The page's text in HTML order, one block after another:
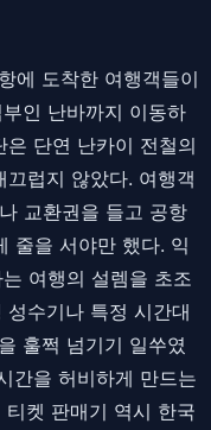
에 도착한 여행객들이
인 난바까지 이동하
단연 난카이 전철의
럽지 않았다. 여행객
교환권을 들고 공항
줄을 서야만 했다. 익
여행의 설렘을 초조
수기나 특정 시간대
훌쩍 넘기기 일쑤였
간을 허비하게 만드는
켓 판매기 역시 한국